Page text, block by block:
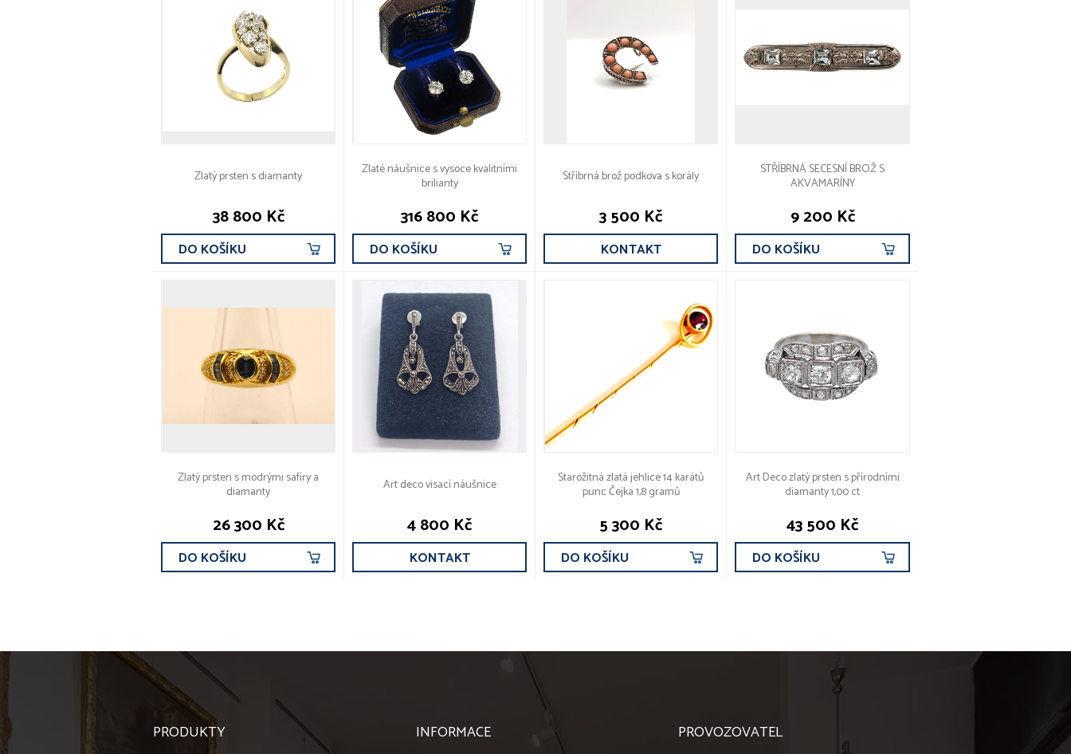
Zlatý prsten s diamanty
38 800 Kč
DO KOŠÍKU
Zlaté náušnice s vysoce kvalitními
brilianty
316 800 Kč
DO KOŠÍKU
Stříbrná brož podkova s korály
3 500 Kč
KONTAKT
STŘÍBRNÁ SECESNÍ BROŽ S
AKVAMARÍNY
9 200 Kč
DO KOŠÍKU
Zlatý prsten s modrými safíry a
diamanty
26 300 Kč
DO KOŠÍKU
Art deco visací náušnice
4 800 Kč
KONTAKT
Starožitná zlatá jehlice 14 karátů
punc Čejka 1,8 gramů
5 300 Kč
DO KOŠÍKU
Art Deco zlatý prsten s přírodními
diamanty 1,00 ct
43 500 Kč
DO KOŠÍKU
PRODUKTY INFORMACE PROVOZOVATEL